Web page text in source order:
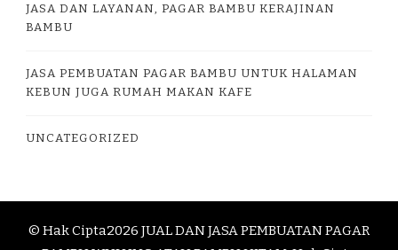
JASA DAN LAYANAN, PAGAR BAMBU KERAJINAN
BAMBU
JASA PEMBUATAN PAGAR BAMBU UNTUK HALAMAN
KEBUN JUGA RUMAH MAKAN KAFE
UNCATEGORIZED
© Hak Cipta2026 JUAL DAN JASA PEMBUATAN PAGAR